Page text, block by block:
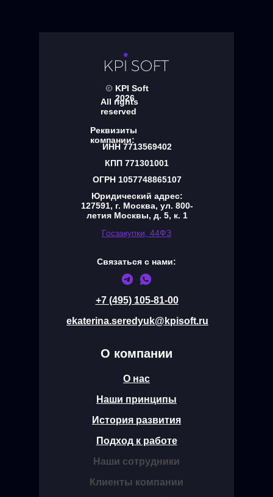
.
ИНН 7713569402
Юридический адрес:
127591, г. Москва, ул. 800-
летия Москвы, д. 5, к. 1
ОГРН 1057748865107
КПП 771301001
Клиенты компании
Наши сотрудники
История развития
Подход к работе
Наши принципы
О нас
О компании
ekaterina.seredyuk@kpisoft.ru
+7 (495) 105-81-00
All rights
reserved
Реквизиты
компании:
Связаться с нами:
Госзакупки, 44ФЗ
KPI Soft
2026